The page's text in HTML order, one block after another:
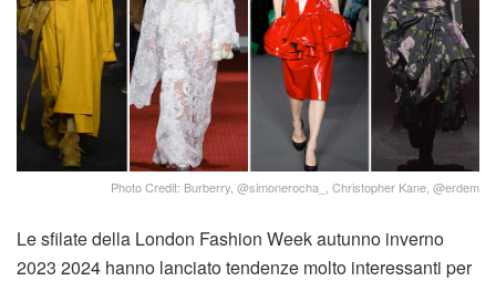
Photo Credit: Burberry, @simonerocha_, Christopher Kane, @erdem
Le sfilate della London Fashion Week autunno inverno
2023 2024 hanno lanciato tendenze molto interessanti per